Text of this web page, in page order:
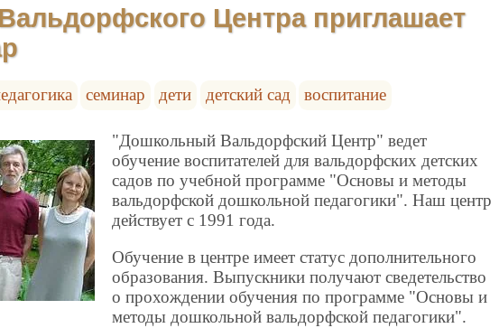
Центра приглашает
семинар дети детский сад воспитание
"Дошкольный Вальдорфский Центр" ведет
обучение воспитателей для вальдорфских детских
садов по учебной программе "Основы и методы
вальдорфской дошкольной педагогики". Наш центр
действует с 1991 года.
Обучение в центре имеет статус дополнительного
образования. Выпускники получают сведетельство
о прохождении обучения по программе "Основы и
методы дошкольной вальдорфской педагогики".